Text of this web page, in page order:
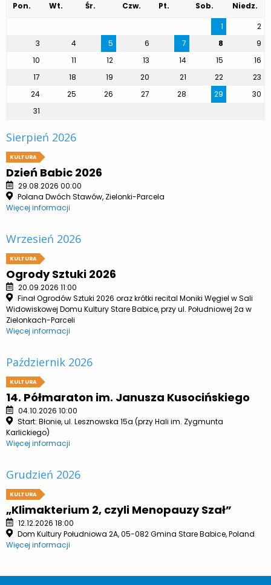
Pon. Wt. Śr. Czw. Pt. Sob.
Niedz.
1
2
3
4 5 6 7 8
9
10
11 12 13 14 15
16
17
18 19 20 21 22
23
24
25 26 27 28 29
30
31
Sierpień 2026
KULTURA
Dzień Babic 2026
29.08.2026 00:00
Polana Dwóch Stawów, Zielonki-Parcela
Więcej informacji
Wrzesień 2026
KULTURA
Ogrody Sztuki 2026
20.09.2026 11:00
Finał Ogrodów Sztuki 2026 oraz krótki recital Moniki Węgiel w Sali
Widowiskowej Domu Kultury Stare Babice, przy ul. Południowej 2a w
Zielonkach-Parceli
Więcej informacji
Październik 2026
KULTURA
14. Półmaraton im. Janusza Kusocińskiego
04.10.2026 10:00
Start: Błonie, ul. Lesznowska 15a (przy Hali im. Zygmunta
Karlickiego)
Więcej informacji
Grudzień 2026
KULTURA
„Klimakterium 2, czyli Menopauzy Szał”
12.12.2026 18:00
Dom Kultury Południowa 2A, 05-082 Gmina Stare Babice, Poland
Więcej informacji